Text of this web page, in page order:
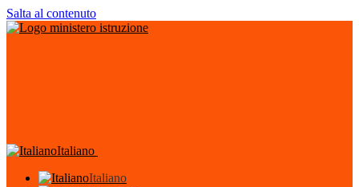
Salta al contenuto
Italiano
Italiano